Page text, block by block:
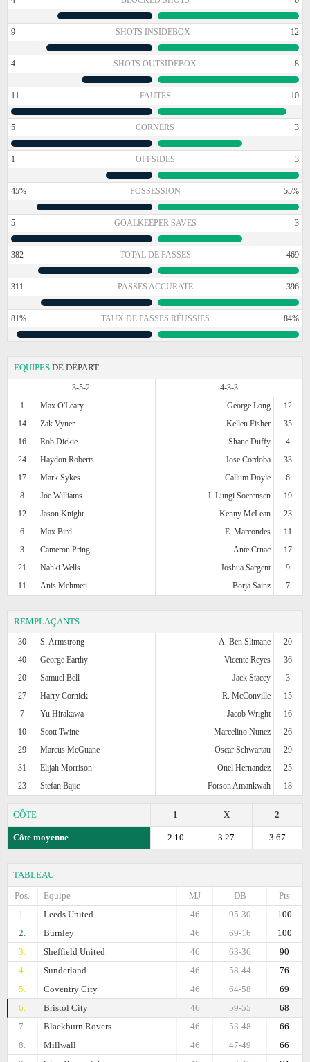
9 SHOTS INSIDEBOX 12
4 SHOTS OUTSIDEBOX 8
11 FAUTES 10
5 CORNERS 3
1 OFFSIDES 3
45% POSSESSION 55%
5 GOALKEEPER SAVES 3
382 TOTAL DE PASSES 469
311 PASSES ACCURATE 396
81% TAUX DE PASSES RÉUSSIES 84%
EQUIPES DE DÉPART
3-5-2
4-3-3
1
Max O'Leary George Long
12
14
Zak Vyner Kellen Fisher
35
16
Rob Dickie Shane Duffy
4
24
Haydon Roberts Jose Cordoba
33
17
Mark Sykes Callum Doyle
6
8
Joe Williams J. Lungi Soerensen
19
12
Jason Knight Kenny McLean
23
6
Max Bird E. Marcondes
11
3
Cameron Pring Ante Crnac
17
21
Nahki Wells Joshua Sargent
9
11
Anis Mehmeti Borja Sainz 7
REMPLAÇANTS
30 S. Armstrong A. Ben Slimane
20
40
George Earthy Vicente Reyes
36
20
Samuel Bell Jack Stacey
3
27
Harry Cornick R. McConville
15
7
Yu Hirakawa Jacob Wright
16
10
Scott Twine Marcelino Nunez
26
29
Marcus McGuane Oscar Schwartau
29
31
Elijah Morrison Onel Hernandez
25
23
Stefan Bajic Forson Amankwah 18
CÔTE 2
X
1
Côte moyenne 3.67
3.27
2.10
TABLEAU
Pos.
Equipe Pts
DB
MJ
1.
Leeds United 100
95-30
46
2.
Burnley 100
69-16
46
3.
Sheffield United 90
63-36
46
4.
Sunderland 76
58-44
46
5.
Coventry City 69
64-58
46
6.
Bristol City 68
59-55
46
7.
Blackburn Rovers 66
53-48
46
8.
Millwall 66
47-49
46